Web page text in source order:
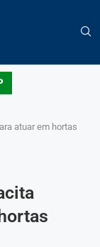
atuar em hortas